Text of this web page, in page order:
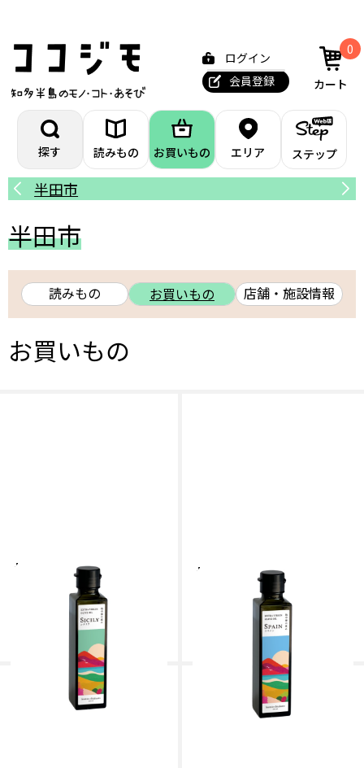
ログイン
会員登録
0
カート
探す 読みもの お買いもの エリア ステップ
半田市
半田市
読みもの お買いもの 店舗・施設情報
お買いもの
地中海の恵み EXバージ
ンオリーブオイル
Sicily（シチリア）135g
frantoio-chithanto フラン
トイオ・チタハントウ
1,944円
地中海の恵み EXバージン
オリーブオイル
Spain（スペイン）135g
frantoio-chithanto フラント
イオ・チタハントウ
1,728円